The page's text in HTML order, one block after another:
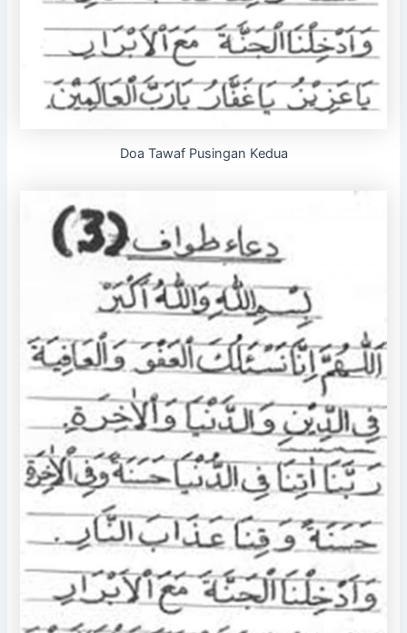
Doa Tawaf Pusingan Kedua